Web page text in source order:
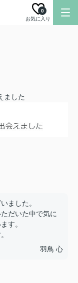
お気に入り
0
ました
ました。
だいた中で気に
す。
羽鳥 心